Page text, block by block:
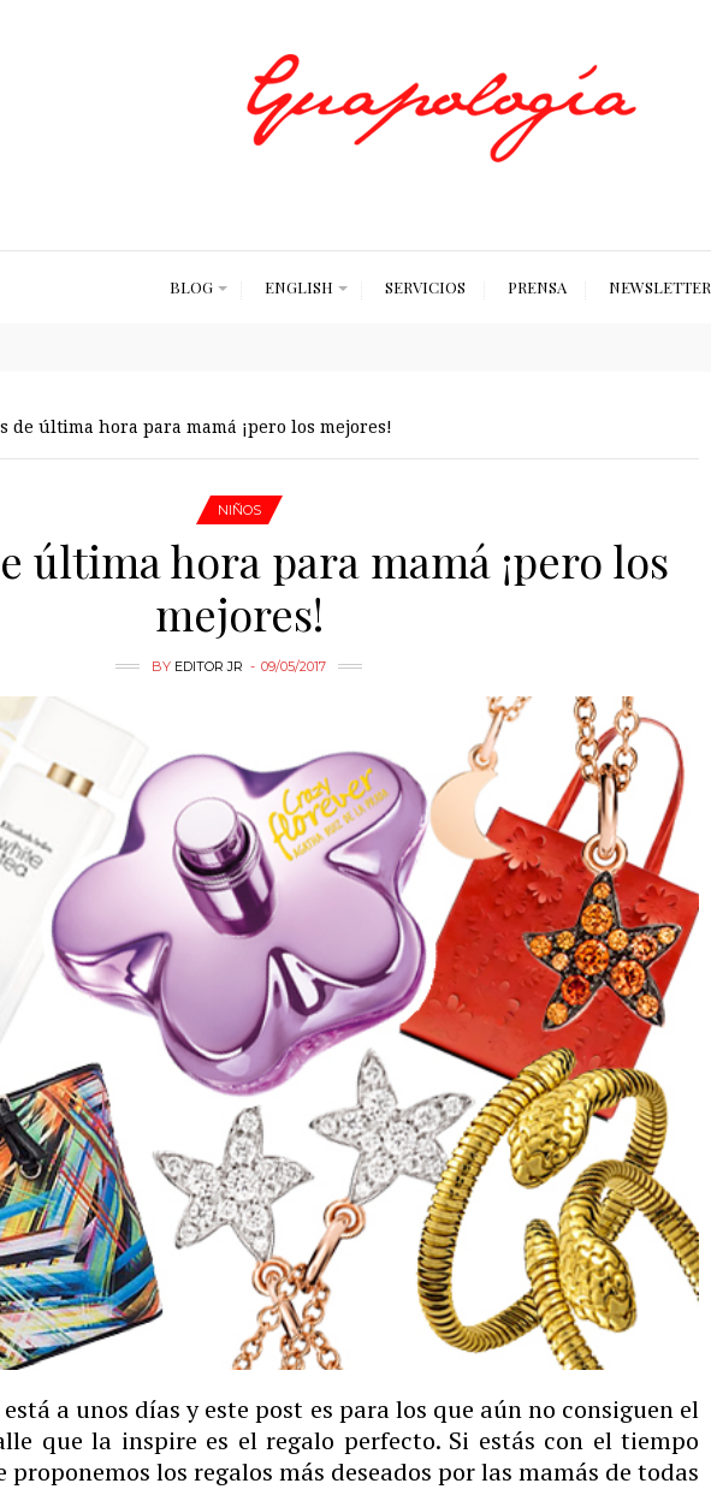
BLOG ENGLISH SERVICIOS PRENSA NEWSLETTER
de última hora para mamá ¡pero los mejores!
NIÑOS
última hora para mamá ¡pero los
mejores!
BY EDITOR JR 09/05/2017
a unos días y este post es para los que aún no consiguen el
que la inspire es el regalo perfecto. Si estás con el tiempo
los regalos más deseados por las mamás de todas